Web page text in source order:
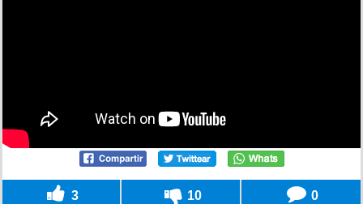
3 10 0